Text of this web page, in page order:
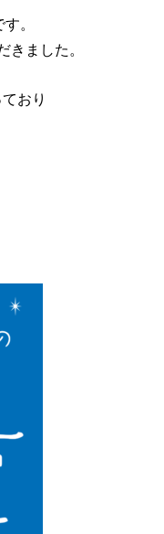
。
ました。
おり